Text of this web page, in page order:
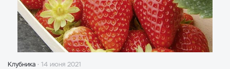
Клубника 14 июня 2021